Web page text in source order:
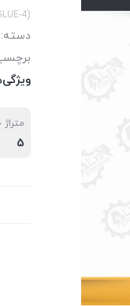
(TWOSIDEGLUE-4)
دسته:
5